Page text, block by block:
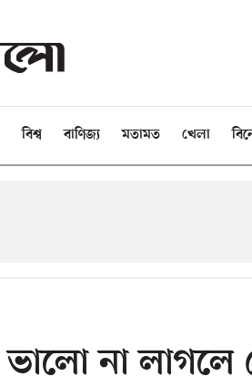
বিশ্ব বাণিজ্য মতামত খেলা
না লাগলে